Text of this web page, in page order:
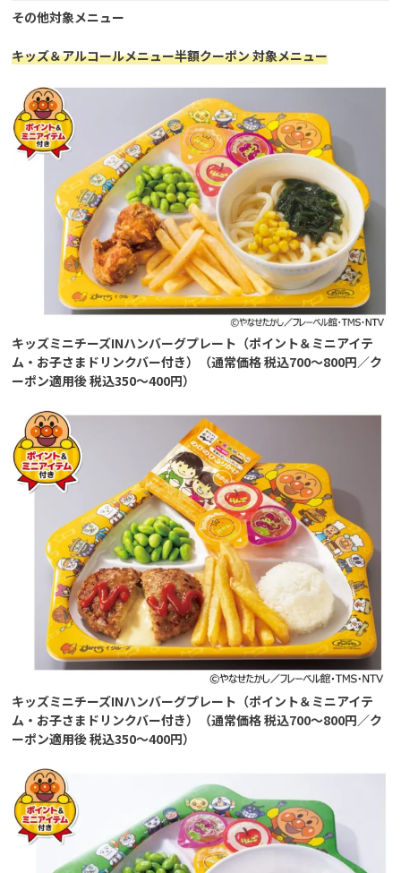
その他対象メニュー
キッズ＆アルコールメニュー半額クーポン 対象メニュー
キッズミニチーズINハンバーグプレート（ポイント＆ミニアイテ
ム・お子さまドリンクバー付き）（通常価格 税込700～800円／ク
ーポン適用後 税込350～400円）
キッズミニチーズINハンバーグプレート（ポイント＆ミニアイテ
ム・お子さまドリンクバー付き）（通常価格 税込700～800円／ク
ーポン適用後 税込350～400円）